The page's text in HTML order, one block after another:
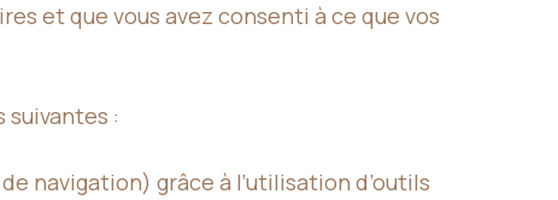
et que vous avez consenti à ce que vos
:
navigation) grâce à l’utilisation d’outils